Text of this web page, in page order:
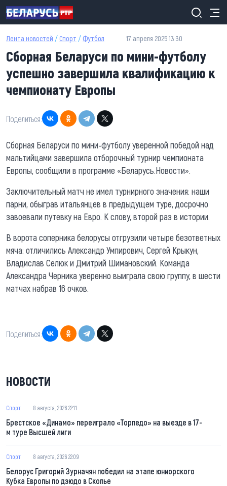
Перейти к основному содержанию
Лента новостей / Спорт / Футбол 17 апреля 2025 13:30
Сборная Беларуси по мини-футболу
успешно завершила квалификацию к
чемпионату Европы
Поделиться:
Сборная Беларуси по мини-футболу уверенной победой над
мальтийцами завершила отборочный турнир чемпионата
Европы, сообщили в программе «Беларусь.Новости».
Заключительный матч не имел турнирного значения: наши
парни, обыграв итальянцев в предыдущем туре, досрочно
завоевали путевку на Евро. К слову, второй раз в истории.
В ворота соперника белорусы отгрузили четыре безответных
мяча: отличились Александр Умпирович, Сергей Крыкун,
Владислав Селюк и Дмитрий Шимановский. Команда
Александра Черника уверенно выиграла свою группу, в шести
матчах набрав 16 очков.
Поделиться:
НОВОСТИ
Спорт 8 августа, 2026 22:11
Брестское «Динамо» переиграло «Торпедо» на выезде в 17-
м туре Высшей лиги
Спорт 8 августа, 2026 22:09
Белорус Григорий Зурначян победил на этапе юниорского
Кубка Европы по дзюдо в Скопье